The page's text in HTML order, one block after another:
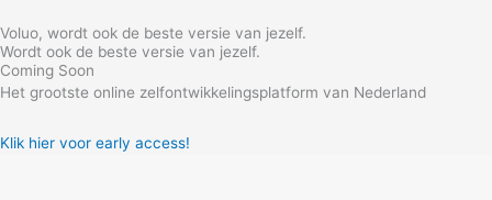
to
content
Voluo, wordt ook de beste versie van jezelf.
Wordt ook de beste versie van jezelf.
Coming Soon
Het grootste online zelfontwikkelingsplatform van Nederland
Klik hier voor early access!